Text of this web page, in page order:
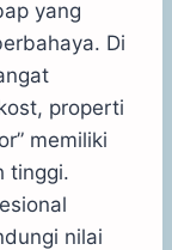
yang
Di
properti
memiliki
tinggi.
nilai